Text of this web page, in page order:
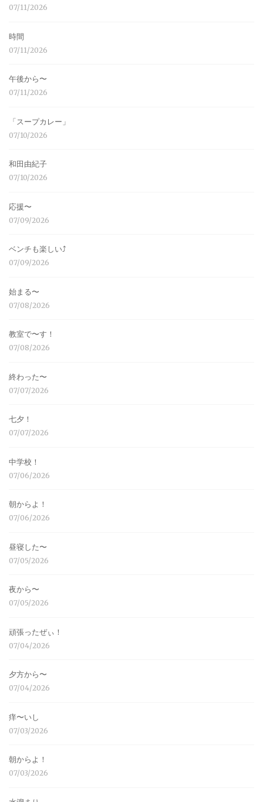
07/11/2026
時間
07/11/2026
午後から〜
07/11/2026
「スープカレー」
07/10/2026
和田由紀子
07/10/2026
応援〜
07/09/2026
ベンチも楽しい⤴︎
07/09/2026
始まる〜
07/08/2026
教室で〜す！
07/08/2026
終わった〜
07/07/2026
七夕！
07/07/2026
中学校！
07/06/2026
朝からよ！
07/06/2026
昼寝した〜
07/05/2026
夜から〜
07/05/2026
頑張ったぜぃ！
07/04/2026
夕方から〜
07/04/2026
痒〜いし
07/03/2026
朝からよ！
07/03/2026